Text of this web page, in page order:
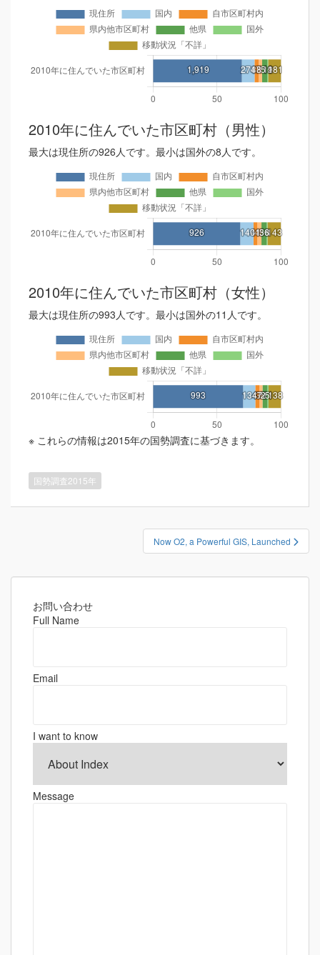
2010年に住んでいた市区町村（男性）
最大は現住所の926人です。最小は国外の8人です。
2010年に住んでいた市区町村（女性）
最大は現住所の993人です。最小は国外の11人です。
※ これらの情報は2015年の国勢調査に基づきます。
国勢調査2015年
ナ
Now O2, a Powerful GIS, Launched
お問い合わせ
Full Name
Email
I want to know
Message